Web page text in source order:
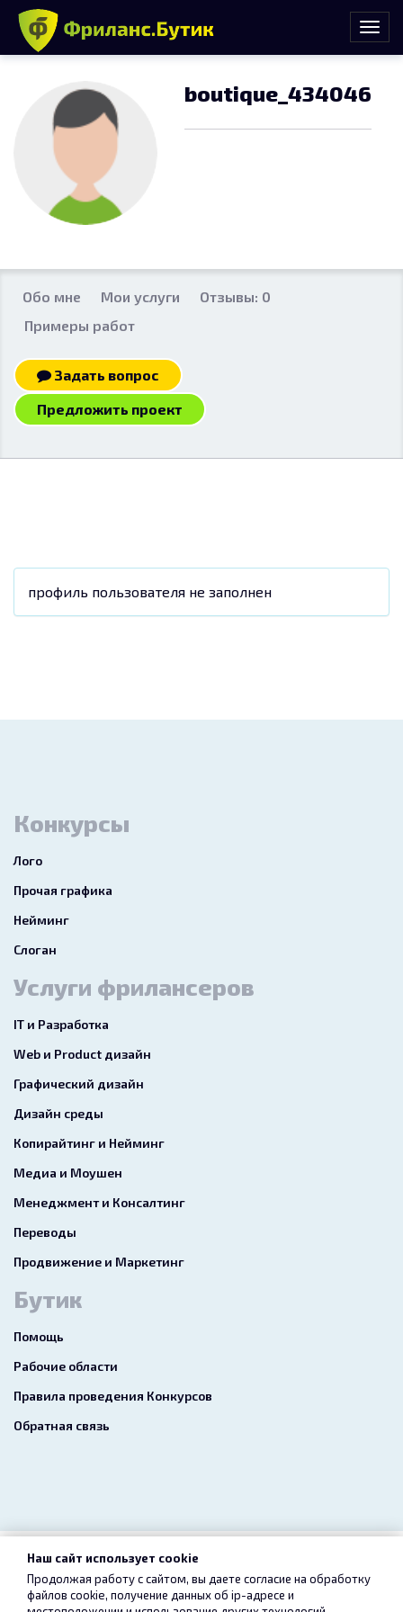
boutique_434046
Обо мне Мои услуги
Отзывы: 0
Примеры работ
Задать вопрос
Предложить проект
профиль пользователя не заполнен
Конкурсы
Лого
Прочая графика
Нейминг
Слоган
Услуги фрилансеров
IT и Разработка
Web и Product дизайн
Графический дизайн
Дизайн среды
Копирайтинг и Нейминг
Медиа и Моушен
Менеджмент и Консалтинг
Переводы
Продвижение и Маркетинг
Бутик
Помощь
Рабочие области
Правила проведения Конкурсов
Обратная связь
2026 freelance.boutique
Пользовательское соглашение Конфиденциальность
Наш сайт использует cookie
Продолжая работу с сайтом, вы даете согласие на обработку
файлов cookie, получение данных об ip-адресе и